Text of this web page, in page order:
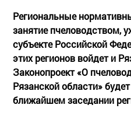
Региональные
занятие пчеловодством,
субъекте Российской
этих регионов войдет и
Законопроект «О
Рязанской области»
ближайшем заседании